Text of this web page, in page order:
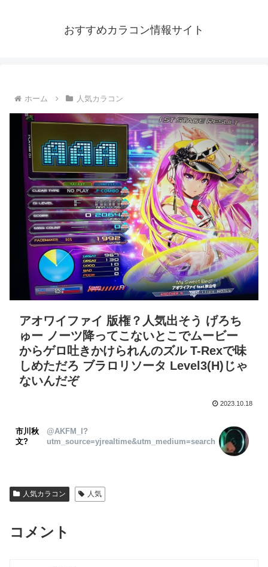
おすすめカラコン情報サイト
ホーム 人気カラコン
アオワイファイ 版権？人気出そう げろち
ゅー ノーツ降ってこないとこでムービー
からゲロ吐きかけられんのズル T-Rexで味
しめただろ ブラロリソータ Level3(H)じゃ
ないんだぞ
2023.10.18
市川秋
文?
@AKFM_I?
utm_source=yjrealtime&utm_medium=search
人気カラコン 人気
コメント